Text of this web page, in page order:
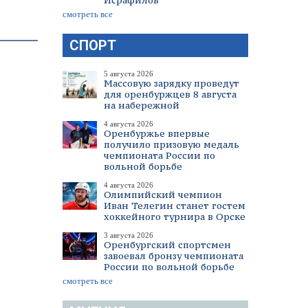
смотреть все
СПОРТ
5 августа 2026
Массовую зарядку проведут
для оренбуржцев 8 августа
на набережной
4 августа 2026
Оренбуржье впервые
получило призовую медаль
чемпионата России по
вольной борьбе
4 августа 2026
Олимпийский чемпион
Иван Телегин станет гостем
хоккейного турнира в Орске
3 августа 2026
Оренбургский спортсмен
завоевал бронзу чемпионата
России по вольной борьбе
смотреть все